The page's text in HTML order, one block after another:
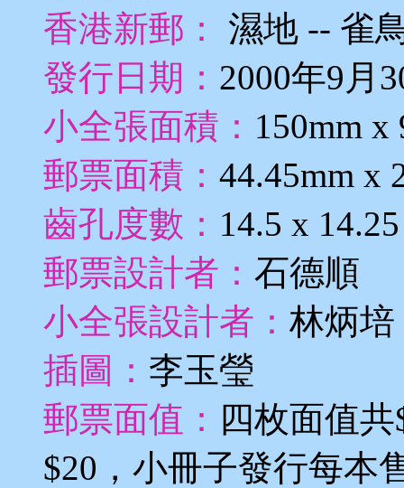
香港新郵：
濕地 -- 雀
發行日期： 2000年9月
小全張面積： 150mm x
郵票面積： 44.45mm x
齒孔度數： 14.5 x
郵票設計者： 石德順
小全張設計者： 林炳培
插圖： 李玉瑩
郵票面值： 四枚面值
$20，小冊子發行每本